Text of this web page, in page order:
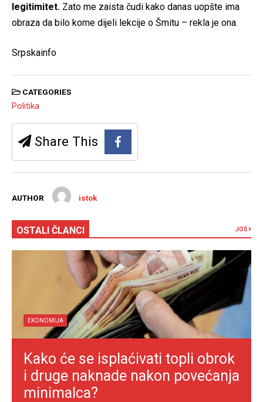
legitimitet. Zato me zaista čudi kako danas uopšte ima
obraza da bilo kome dijeli lekcije o Šmitu – rekla je ona.
Srpskainfo
CATEGORIES
Politika
Share This
AUTHOR istok
OSTALI ČLANCI JOŠ
EKONOMIJA
Kako će se isplaćivati topli obrok
i druge naknade nakon povećanja
minimalca?